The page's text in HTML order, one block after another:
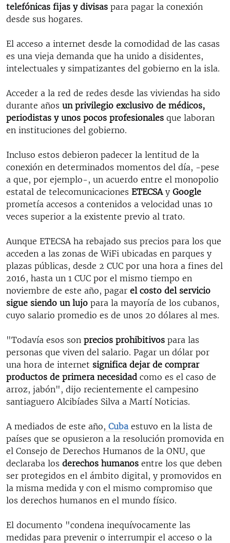
telefónicas fijas y divisas para pagar la conexión
desde sus hogares.
El acceso a internet desde la comodidad de las casas
es una vieja demanda que ha unido a disidentes,
intelectuales y simpatizantes del gobierno en la isla.
Acceder a la red de redes desde las viviendas ha sido
durante años un privilegio exclusivo de médicos,
periodistas y unos pocos profesionales que laboran
en instituciones del gobierno.
Incluso estos debieron padecer la lentitud de la
conexión en determinados momentos del día, -pese
a que, por ejemplo-, un acuerdo entre el monopolio
estatal de telecomunicaciones ETECSAy Google
prometía accesos a contenidos a velocidad unas 10
veces superior a la existente previo al trato.
Aunque ETECSA ha rebajado sus precios para los que
acceden a las zonas de WiFi ubicadas en parques y
plazas públicas, desde 2 CUC por una hora a fines del
2016, hasta un 1 CUC por el mismo tiempo en
noviembre de este año, pagar el costo del servicio
sigue siendo un lujo para la mayoría de los cubanos,
cuyo salario promedio es de unos 20 dólares al mes.
"Todavía esos son precios prohibitivos para las
personas que viven del salario. Pagar un dólar por
una hora de internet significa dejar de comprar
productos de primera necesidad como es el caso de
arroz, jabón", dijo recientemente el campesino
santiaguero Alcibíades Silva a Martí Noticias.
A mediados de este año, Cuba estuvo en la lista de
países que se opusieron a la resolución promovida en
el Consejo de Derechos Humanos de la ONU, que
declaraba los derechos humanos entre los que deben
ser protegidos en el ámbito digital, y promovidos en
la misma medida y con el mismo compromiso que
los derechos humanos en el mundo físico.
El documento "condena inequívocamente las
medidas para prevenir o interrumpir el acceso o la